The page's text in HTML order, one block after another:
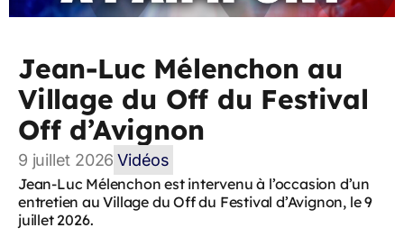
Jean-Luc Mélenchon au
Village du Off du Festival
Off d’Avignon
9 juillet 2026 Vidéos
Jean-Luc Mélenchon est intervenu à l’occasion d’un
entretien au Village du Off du Festival d’Avignon, le 9
juillet 2026.